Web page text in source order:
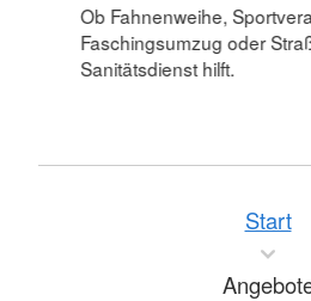
Ob Fahnenweihe,
Faschingsumzug oder
Sanitätsdienst hilft.
Start